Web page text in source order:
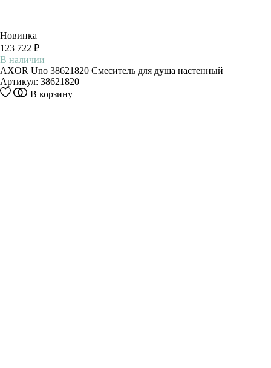
Новинка
123 722 ₽
В наличии
AXOR Uno 38621820 Смеситель для душа настенный
Артикул: 38621820
В корзину